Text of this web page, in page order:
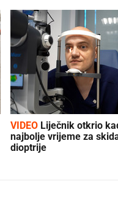
VIDEO
najbolje vrijeme za
dioptrije